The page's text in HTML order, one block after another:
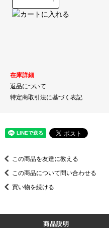
在庫詳細
返品について
特定商取引法に基づく表記
この商品を友達に教える
この商品について問い合わせる
買い物を続ける
商品説明